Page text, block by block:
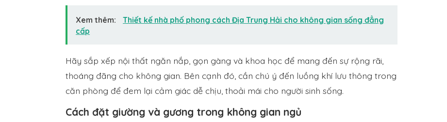
Xem thêm:
Thiết kế nhà phố phong cách Địa Trung Hải cho không gian sống đẳng
cấp
Hãy sắp xếp nội thất ngăn nắp, gọn gàng và khoa học để mang đến sự rộng rãi,
thoáng đãng cho không gian. Bên cạnh đó, cần chú ý đến luồng khí lưu thông trong
căn phòng để đem lại cảm giác dễ chịu, thoải mái cho người sinh sống.
Cách đặt giường và gương trong không gian ngủ